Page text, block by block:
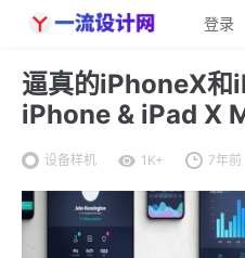
登录
逼真的iPhoneX和
iPhone & iPad X
设备样机 1K+ 7年前